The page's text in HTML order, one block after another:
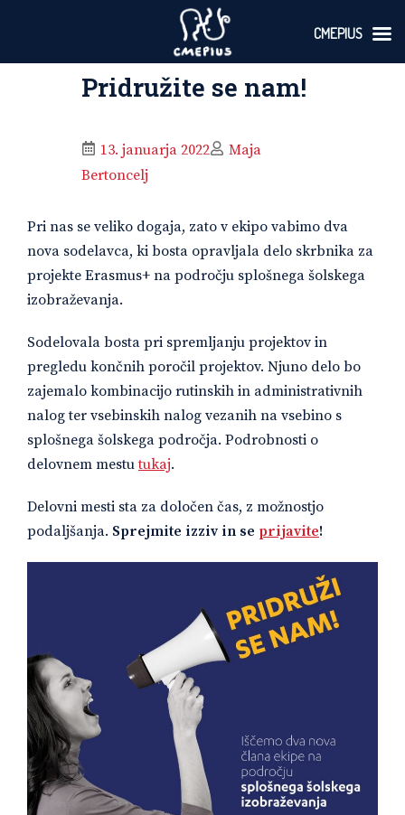
Pridružite se nam!
13. januarja 2022
Maja
Bertoncelj
Pri nas se veliko dogaja, zato v ekipo vabimo dva
nova sodelavca, ki bosta opravljala delo skrbnika za
projekte Erasmus+ na področju splošnega šolskega
izobraževanja.
Sodelovala bosta pri spremljanju projektov in
pregledu končnih poročil projektov. Njuno delo bo
zajemalo kombinacijo rutinskih in administrativnih
nalog ter vsebinskih nalog vezanih na vsebino s
splošnega šolskega področja. Podrobnosti o
delovnem mestutukaj.
Delovni mesti sta za določen čas, z možnostjo
podaljšanja. Sprejmite izziv in se prijavite!
CMEPIUS